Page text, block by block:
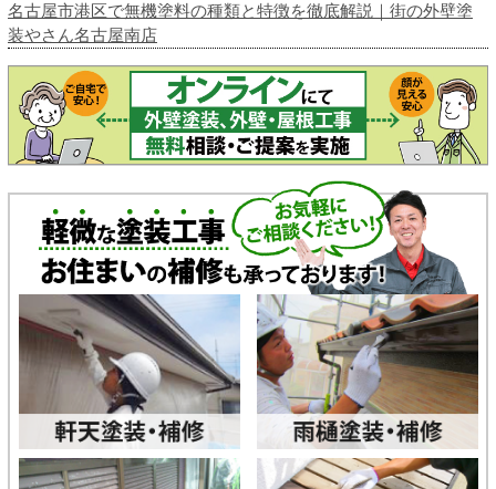
名古屋市港区で無機塗料の種類と特徴を徹底解説｜街の外壁塗
装やさん名古屋南店